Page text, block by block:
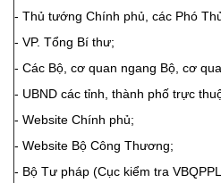
- Thủ tướng Chính phủ, các Phó
- VP. Tổng Bí thư;
- Các Bộ, cơ quan ngang Bộ, cơ
- UBND các tỉnh, thành phố trực
- Website Chính phủ;
- Website Bộ Công Thương;
- Bộ Tư pháp (Cục kiểm tra